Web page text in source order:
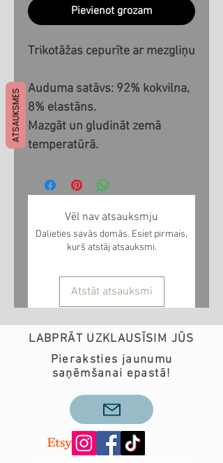
Pievienot grozam
Trikotāžas cepurīte ar mezgliņu
Auduma satāvs: 92% kokvilna,
8% elastāns.
Mazgāt un gludināt zemā
temperatūrā.
Vēl nav atsauksmju
Dalieties savās domās. Esiet pirmais,
kurš atstāj atsauksmi.
Atstāt atsauksmi
LABPRĀT UZKLAUSĪSIM JŪS
Pieraksties jaunumu
saņēmšanai epastā!
ATSAUKSMES